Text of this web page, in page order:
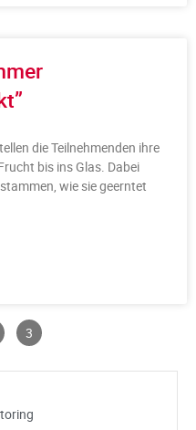
die Teilnehmenden ihre
bis ins Glas. Dabei
wie sie geerntet
3